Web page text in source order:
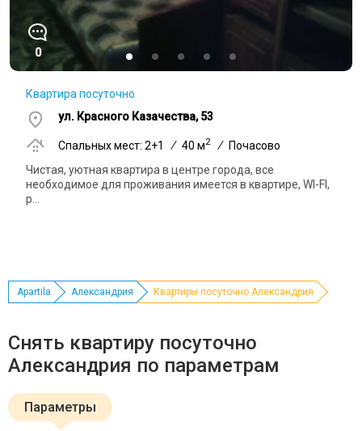
0
Квартира посуточно
ул. Красного Казачества, 53
Спальных мест: 2+1 / 40 м2 / Почасово
Чистая, уютная квартира в центре города, все
необходимое для проживания имеется в квартире, WI-FI,
р...
Apartila Александрия Квартиры посуточно Александрия
Снять квартиру посуточно
Александрия по параметрам
Параметры